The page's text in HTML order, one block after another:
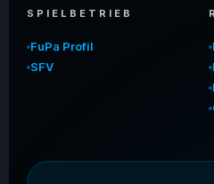
SPIELBETRIEB
FuPa Profil
SFV